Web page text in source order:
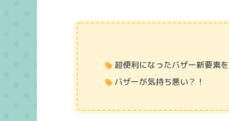
超便利になったバザー新要素を
バザーが気持ち悪い？！